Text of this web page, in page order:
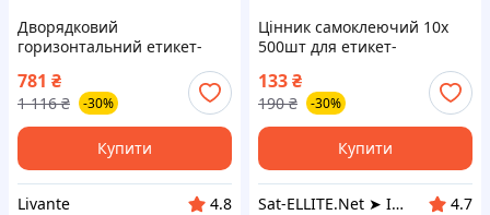
Дворядковий
горизонтальний етикет-
пістолет BM.4312 синій ТМ
BUROMAX "Lv"
781 ₴
1 116 ₴ -30%
Купити
Livante
4.8
Цінник самоклеючий 10x
500шт для етикет-
23x16мм
133₴
190 ₴ -30%
Купити
Sat-ELLITE.Net ➤ ІНТЕРНЕТ-СУПЕРМАРКЕТ
4.7